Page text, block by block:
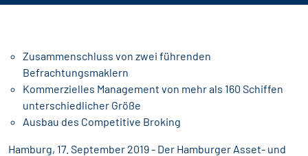
Zusammenschluss von zwei führenden
Befrachtungsmaklern
Kommerzielles Management von mehr als 160 Schiffen
unterschiedlicher Größe
Ausbau des Competitive Broking
Hamburg, 17. September 2019 - Der Hamburger Asset- und